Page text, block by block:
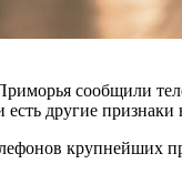
сообщили
другие
крупнейших